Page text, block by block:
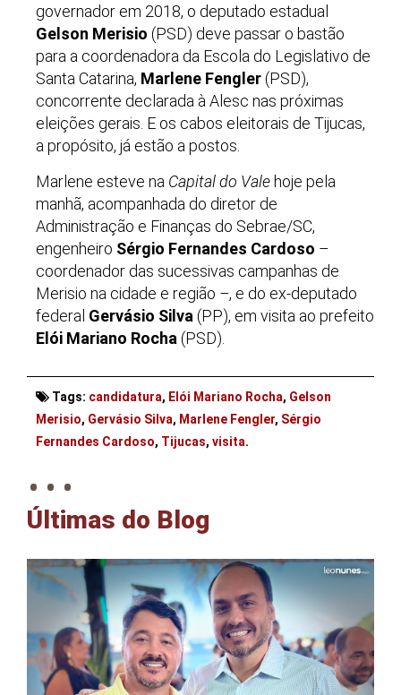
governador em 2018, o deputado estadual
Gelson Merisio (PSD) deve passar o bastão
para a coordenadora da Escola do Legislativo de
Santa Catarina, Marlene Fengler (PSD),
concorrente declarada à Alesc nas próximas
eleições gerais. E os cabos eleitorais de Tijucas,
a propósito, já estão a postos.
Marlene esteve na Capital do Vale hoje pela
manhã, acompanhada do diretor de
Administração e Finanças do Sebrae/SC,
engenheiro Sérgio Fernandes Cardoso –
coordenador das sucessivas campanhas de
Merisio na cidade e região –, e do ex-deputado
federal Gervásio Silva (PP), em visita ao prefeito
Elói Mariano Rocha (PSD).
Tags: candidatura, Elói Mariano Rocha, Gelson
Merisio, Gervásio Silva, Marlene Fengler, Sérgio
Fernandes Cardoso, Tijucas, visita.
. . .
Últimas do Blog